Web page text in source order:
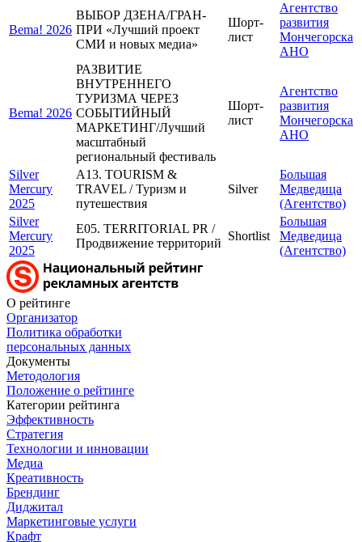
Bema! 2026
ВЫБОР ДЗЕНА/ГРАН-
ПРИ «Лучший проект
СМИ и новых медиа»
Шорт-
лист
Агентство
развития
Мончегорска
АНО
Bema! 2026
РАЗВИТИЕ
ВНУТРЕННЕГО
ТУРИЗМА ЧЕРЕЗ
СОБЫТИЙНЫЙ
МАРКЕТИНГ/Лучший
масштабный
региональный фестиваль
Шорт-
лист
Агентство
развития
Мончегорска
АНО
Silver
Mercury
2025
A13. TOURISM &
TRAVEL / Туризм и
путешествия
Silver
Большая
Медведица
(Агентство)
Silver
Mercury
2025
E05. TERRITORIAL PR /
Продвижение территорий
Shortlist
Большая
Медведица
(Агентство)
О рейтинге
Организатор
Политика обработки
персональных данных
Документы
Методология
Положение о рейтинге
Категории рейтинга
Эффективность
Стратегия
Технологии и инновации
Медиа
Креативность
Брендинг
Диджитал
Маркетинговые услуги
Крафт